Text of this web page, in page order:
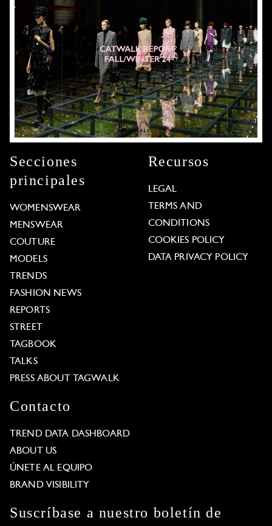
Secciones
principales
WOMENSWEAR
MENSWEAR
COUTURE
MODELS
TRENDS
FASHION NEWS
REPORTS
STREET
TAGBOOK
TALKS
PRESS ABOUT TAGWALK
Recursos
LEGAL
TERMS AND
CONDITIONS
COOKIES POLICY
DATA PRIVACY POLICY
Contacto
TREND DATA DASHBOARD
ABOUT US
ÚNETE AL EQUIPO
BRAND VISIBILITY
Suscríbase a nuestro boletín de